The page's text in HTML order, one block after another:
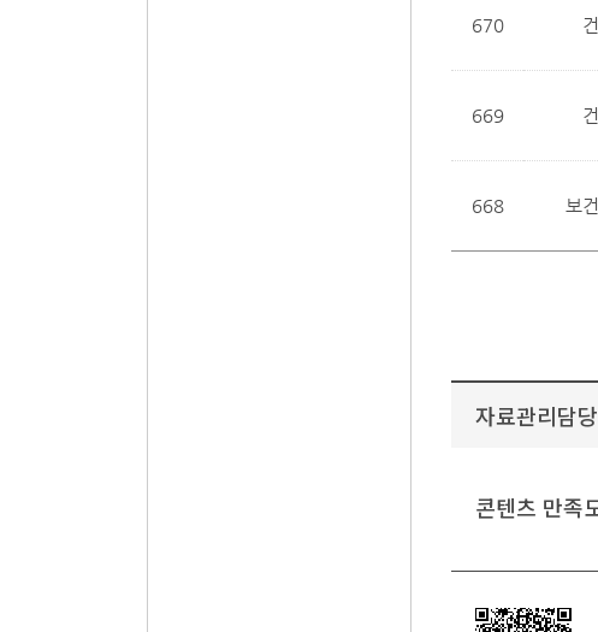
670
669
668 보
자료관리담
콘텐츠 만족